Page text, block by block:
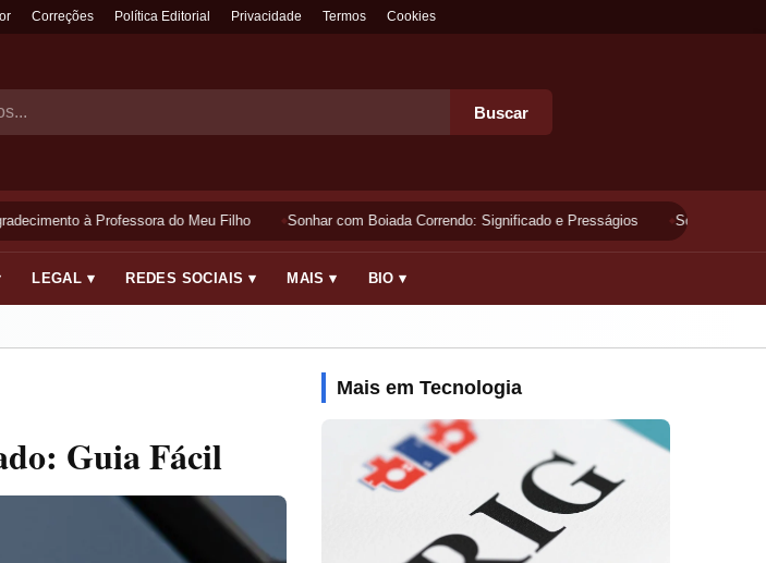
Correções Política Editorial Privacidade Termos Cookies
Buscar
à Professora do Meu Filho Sonhar com Boiada Correndo: Significado e Presságios Sonhar
LEGAL ▾ REDES SOCIAIS ▾ MAIS ▾ BIO ▾
Guia Fácil
Mais em Tecnologia